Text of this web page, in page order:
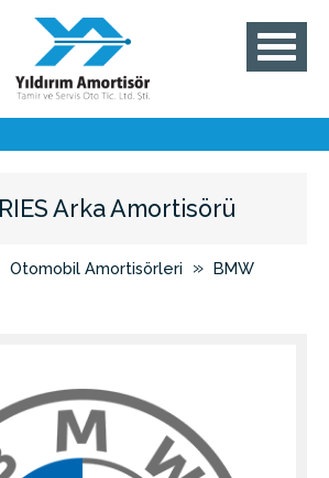
Arka Amortisörü
Otomobil Amortisörleri » BMW